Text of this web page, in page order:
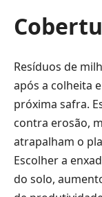
Resíduos de
após a colheita
próxima safra.
contra erosão,
atrapalham o
Escolher a
do solo,